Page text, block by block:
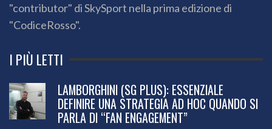
"contributor" di SkySport nella prima edizione di
"CodiceRosso".
I PIÙ LETTI
LAMBORGHINI (SG PLUS): ESSENZIALE
DEFINIRE UNA STRATEGIA AD HOC QUANDO SI
PARLA DI “FAN ENGAGEMENT”